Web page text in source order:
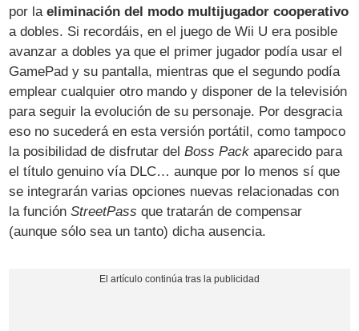
por laeliminación del modo multijugador cooperativo
a dobles. Si recordáis, en el juego de Wii U era posible
avanzar a dobles ya que el primer jugador podía usar el
GamePad y su pantalla, mientras que el segundo podía
emplear cualquier otro mando y disponer de la televisión
para seguir la evolución de su personaje. Por desgracia
eso no sucederá en esta versión portátil, como tampoco
la posibilidad de disfrutar delBoss Pack aparecido para
el título genuino vía DLC… aunque por lo menos sí que
se integrarán varias opciones nuevas relacionadas con
la funciónStreetPass que tratarán de compensar
(aunque sólo sea un tanto) dicha ausencia.